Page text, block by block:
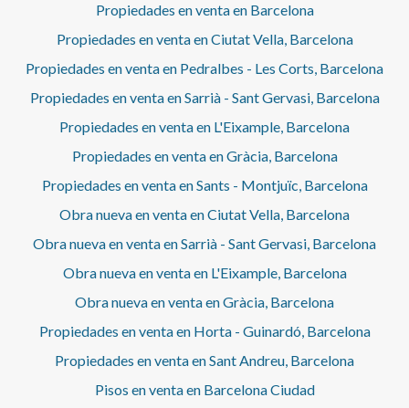
Propiedades en venta en Barcelona
Propiedades en venta en Ciutat Vella, Barcelona
Propiedades en venta en Pedralbes - Les Corts, Barcelona
Propiedades en venta en Sarrià - Sant Gervasi, Barcelona
Propiedades en venta en L'Eixample, Barcelona
Propiedades en venta en Gràcia, Barcelona
Propiedades en venta en Sants - Montjuïc, Barcelona
Obra nueva en venta en Ciutat Vella, Barcelona
Obra nueva en venta en Sarrià - Sant Gervasi, Barcelona
Obra nueva en venta en L'Eixample, Barcelona
Obra nueva en venta en Gràcia, Barcelona
Propiedades en venta en Horta - Guinardó, Barcelona
Propiedades en venta en Sant Andreu, Barcelona
Pisos en venta en Barcelona Ciudad